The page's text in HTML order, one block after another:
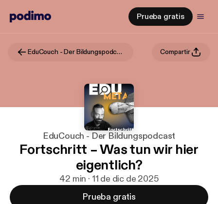
Prueba gratis
EduCouch - Der Bildungspodcast Compartir
EduCouch - Der Bildungspodcast
Fortschritt – Was tun wir hier
eigentlich?
42 min · 11 de dic de 2025
Prueba gratis